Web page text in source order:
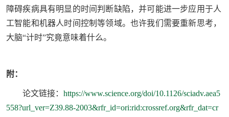
障碍疾病具有明显的时间判断缺陷，并可能进一步应用于人
工智能和机器人时间控制等领域。也许我们需要重新思考，
大脑“计时”究竟意味着什么。
附：
论文链接： https://www.science.org/doi/10.1126/sciadv.aea5
558?url_ver=Z39.88-2003&rfr_id=ori:rid:crossref.org&rfr_dat=cr